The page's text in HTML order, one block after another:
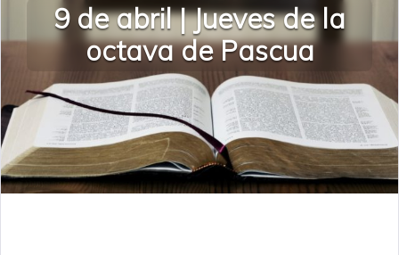
9 de abril | Jueves de la
octava de Pascua